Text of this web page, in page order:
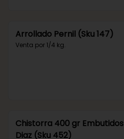
Arrollado Pernil (Sku 147)
Venta por 1/4 kg.
Chistorra 400 gr Embutidos
Diaz (Sku 452)